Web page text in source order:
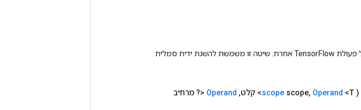
כניסות לפעולות TensorFlow הן יציאות של פעולת TensorFlow אחרת. שיטה זו משמשת להשגת ידית סמלית
(
scope scope, Operand <T> קלט ,
Operand <? מרחיב